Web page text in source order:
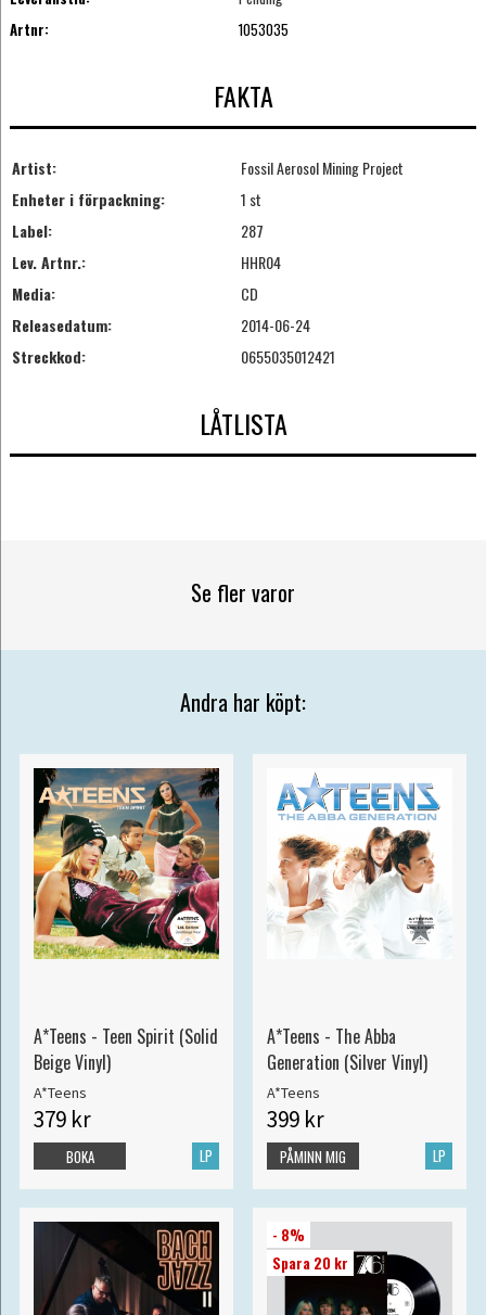
Artnr:
1053035
FAKTA
Artist:
Fossil Aerosol Mining Project
Enheter i förpackning:
1 st
Label:
287
Lev. Artnr.:
HHR04
Media:
CD
Releasedatum:
2014-06-24
Streckkod:
0655035012421
LÅTLISTA
Se fler varor
Andra har köpt:
A*Teens - Teen Spirit (Solid
Beige Vinyl)
A*Teens
379 kr
LP
BOKA
A*Teens - The Abba
Generation (Silver Vinyl)
A*Teens
399 kr
LP
PÅMINN MIG
- 8%
Spara 20 kr